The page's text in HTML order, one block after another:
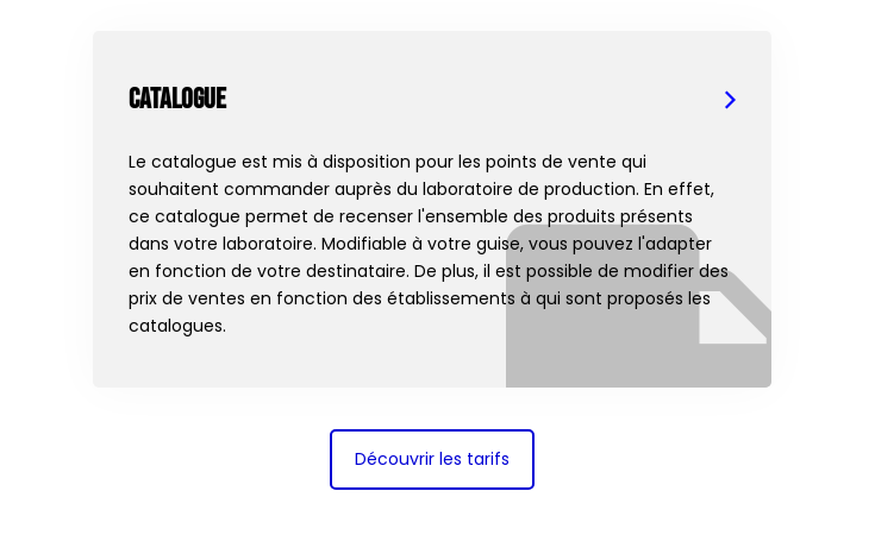
Catalogue
Le catalogue est mis à disposition pour les points de vente qui
souhaitent commander auprès du laboratoire de production. En effet,
ce catalogue permet de recenser l'ensemble des produits présents
dans votre laboratoire. Modifiable à votre guise, vous pouvez l'adapter
en fonction de votre destinataire. De plus, il est possible de modifier des
prix de ventes en fonction des établissements à qui sont proposés les
catalogues.
Découvrir les tarifs